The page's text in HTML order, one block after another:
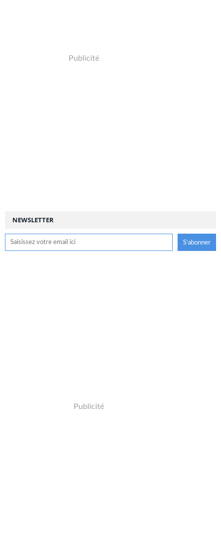
NEWSLETTER
Publicité
Publicité